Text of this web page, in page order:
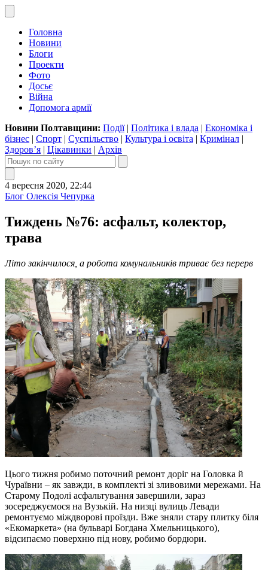
Головна
Новини
Блоги
Проекти
Фото
Досьє
Війна
Допомога армії
Новини Полтавщини: Події| Політика і влада | Економіка і
бізнес | Спорт | Суспільство | Культура і освіта | Кримінал |
Здоров’я | Цікавинки | Архів
4 вересня 2020, 22:44
Блог Олексія Чепурка
Тиждень №76: асфальт, колектор,
трава
Літо закінчилося, а робота комунальників триває без перерв
Цього тижня робимо поточний ремонт доріг на Головка й
Чураївни – як завжди, в комплекті зі зливовими мережами. На
Старому Подолі асфальтування завершили, зараз
зосереджуємося на Вузькій. На низці вулиць Левади
ремонтуємо міждворові проїзди. Вже зняли стару плитку біля
«Екомаркета» (на бульварі Богдана Хмельницького),
відсипаємо поверхню під нову, робимо бордюри.